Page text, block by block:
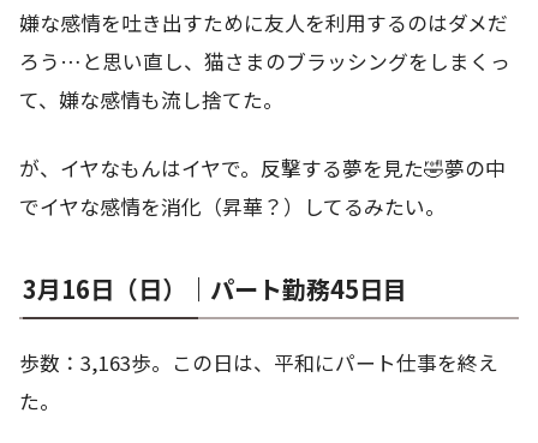
嫌な感情を吐き出すために友人を利用するのはダメだ
ろう…と思い直し、猫さまのブラッシングをしまくっ
て、嫌な感情も流し捨てた。
が、イヤなもんはイヤで。反撃する夢を見た🤣夢の中
でイヤな感情を消化（昇華？）してるみたい。
3月16日（日）｜パート勤務45日目
歩数：3,163歩。この日は、平和にパート仕事を終え
た。